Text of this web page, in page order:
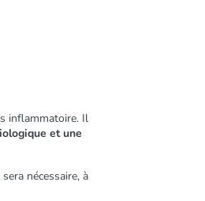
inflammatoire. Il
et une
nécessaire, à